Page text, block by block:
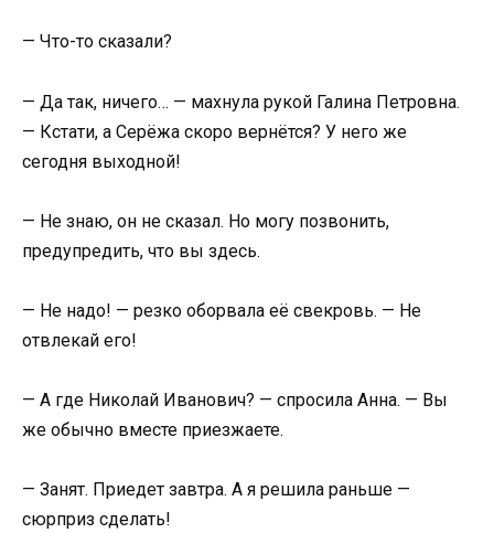
— Что-то сказали?
— Да так, ничего… — махнула рукой Галина Петровна.
— Кстати, а Серёжа скоро вернётся? У него же
сегодня выходной!
— Не знаю, он не сказал. Но могу позвонить,
предупредить, что вы здесь.
— Не надо! — резко оборвала её свекровь. — Не
отвлекай его!
— А где Николай Иванович? — спросила Анна. — Вы
же обычно вместе приезжаете.
— Занят. Приедет завтра. А я решила раньше —
сюрприз сделать!